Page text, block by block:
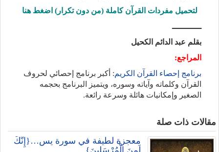
لتحميل مفردات القرآن كاملة (من دون تكرار) اضغط هنا
ــــــــــــ
بقلم عبد الدائم الكحيل
المراجع:
برنامج إحصاء القرآن الكريم: أكبر برنامج إحصائي لحروف
القرآن وكلماته وآياته وسوره، ويتميز البرنامج بحجمه
الصغير وإمكانيات هائلة وسرعة رائعة.
مقالات ذات صلة
معجزة لطيفة في سورة يس…{إِنَّكَ